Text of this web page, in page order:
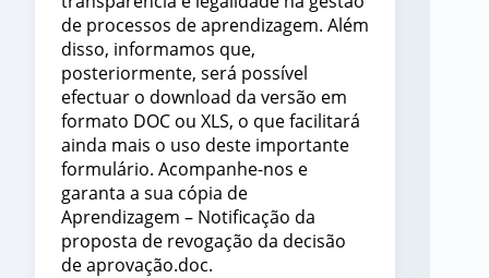
de processos de aprendizagem. Além
disso, informamos que,
posteriormente, será possível
efectuar o download da versão em
formato DOC ou XLS, o que facilitará
ainda mais o uso deste importante
formulário. Acompanhe-nos e
garanta a sua cópia de
Aprendizagem – Notificação da
proposta de revogação da decisão
de aprovação.doc.